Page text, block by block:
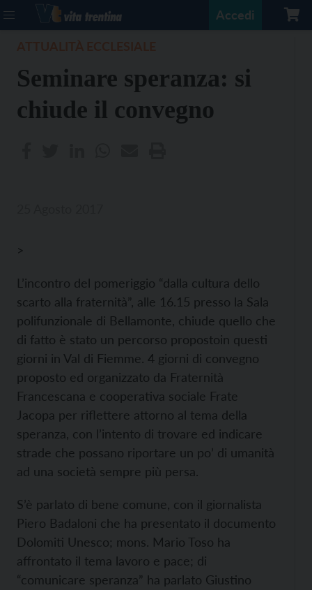
Accedi
Seminare speranza: si
chiude il convegno
>
L’incontro del pomeriggio “dalla cultura dello
scarto alla fraternità”, alle 16.15 presso la Sala
polifunzionale di Bellamonte, chiude quello che
di fatto è stato un percorso propostoin questi
giorni in Val di Fiemme. 4 giorni di convegno
proposto ed organizzato da Fraternità
Francescana e cooperativa sociale Frate
Jacopa per riflettere attorno al tema della
speranza, con l’intento di trovare ed indicare
strade che possano riportare un po’ di umanità
ad una società sempre più persa.
S’è parlato di bene comune, con il giornalista
Piero Badaloni che ha presentato il documento
Dolomiti Unesco; mons. Mario Toso ha
affrontato il tema lavoro e pace; di
“comunicare speranza” ha parlato Giustino